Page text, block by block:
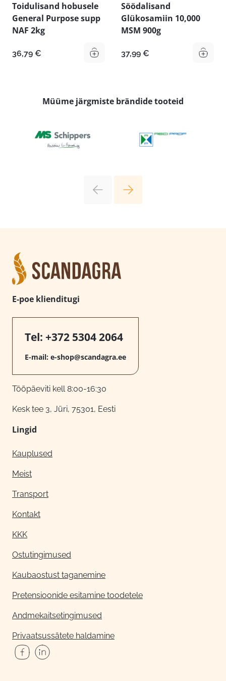
Toidulisand hobusele
General Purpose supp
NAF 2kg
36,79 €
Söödalisand
Glükosamiin 10,000
MSM 900g
37,99 €
Müüme järgmiste brändide tooteid
E-poe klienditugi
Tel: +372 5304 2064
E-mail: e-shop@scandagra.ee
Tööpäeviti kell 8:00-16:30
Kesk tee 3, Jüri, 75301, Eesti
Lingid
Kauplused
Meist
Transport
Kontakt
KKK
Ostutingimused
Kaubaostust taganemine
Pretensioonide esitamine toodetele
Andmekaitsetingimused
Privaatsussätete haldamine